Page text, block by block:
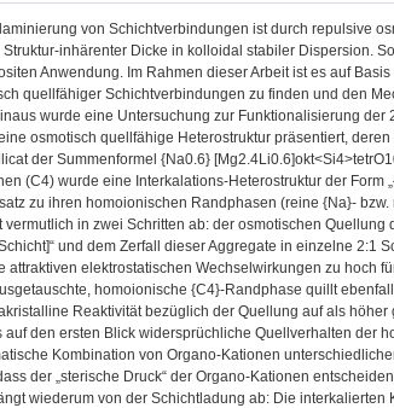
von Schichtverbindungen ist durch repulsive
inhärenter Dicke in kolloidal stabiler Dispersion.
Anwendung. Im Rahmen dieser Arbeit ist es auf
quellfähiger Schichtverbindungen zu finden und den
wurde eine Untersuchung zur Funktionalisierung
osmotisch quellfähige Heterostruktur präsentiert,
der Summenformel {Na0.6}
(C4) wurde eine Interkalations-Heterostruktur der Form
zu ihren homoionischen Randphasen (reine {Na}-
in zwei Schritten ab: der osmotischen Quellung
und dem Zerfall dieser Aggregate in einzelne
attraktiven elektrostatischen Wechselwirkungen zu hoch
homoionische {C4}-Randphase quillt
Reaktivität bezüglich der Quellung auf als
auf den ersten Blick widersprüchliche Quellverhalten der
Kombination von Organo-Kationen
der „sterische Druck“ der Organo-Kationen
wiederum von der Schichtladung ab: Die